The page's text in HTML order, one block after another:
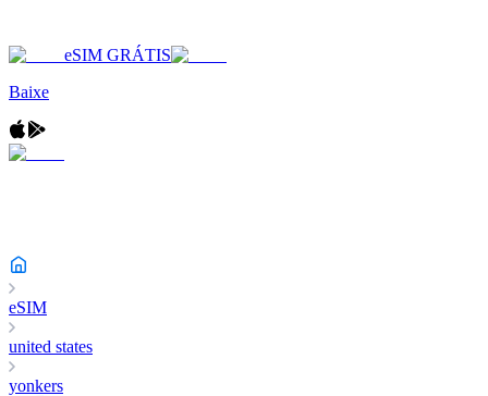
eSIM GRÁTIS
Baixe
eSIM
united states
yonkers